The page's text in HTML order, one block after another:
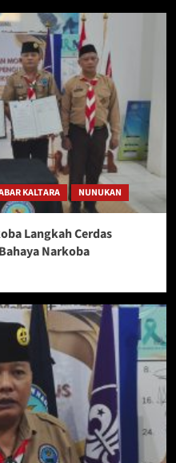
KALTARA NUNUKAN
Langkah Cerdas
Narkoba